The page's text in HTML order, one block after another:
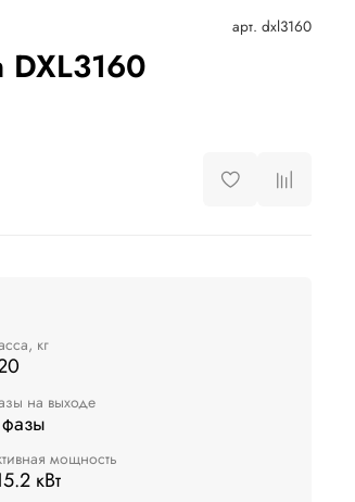
арт. dxl3160
кг
на выходе
мощность
кВт